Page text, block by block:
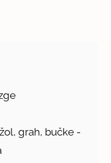
grah, bučke -